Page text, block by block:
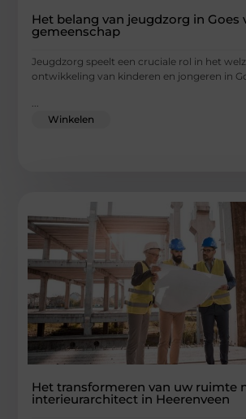
Het belang van jeugdzorg in Goes
gemeenschap
Jeugdzorg speelt een cruciale rol in het
ontwikkeling van kinderen en jongeren in
Winkelen
Het transformeren van uw ruimte
interieurarchitect in Heerenveen